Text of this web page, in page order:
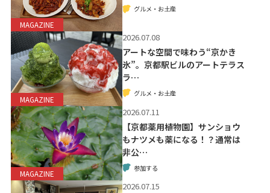
MAGAZINE
グルメ・お土産
MAGAZINE
2026.07.08
アートな空間で味わう“京かき
氷”。京都駅ビルのアートテラス
ラ…
グルメ・お土産
MAGAZINE
2026.07.11
【京都薬用植物園】サンショウ
もナツメも薬になる！？通常は
非公…
参加する
2026.07.15